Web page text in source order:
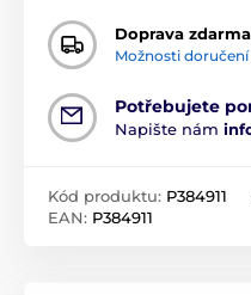
Doprava zdarma
Možnosti doručení
Potřebujete
Napište nám
Kód produktu: P384911
EAN: P384911